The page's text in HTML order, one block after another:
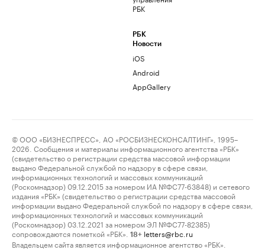
РБК
РБК
Новости
iOS
Android
AppGallery
© ООО «БИЗНЕСПРЕСС», АО «РОСБИЗНЕСКОНСАЛТИНГ», 1995–
2026. Сообщения и материалы информационного агентства «РБК»
(свидетельство о регистрации средства массовой информации
выдано Федеральной службой по надзору в сфере связи,
информационных технологий и массовых коммуникаций
(Роскомнадзор) 09.12.2015 за номером ИА №ФС77-63848) и сетевого
издания «РБК» (свидетельство о регистрации средства массовой
информации выдано Федеральной службой по надзору в сфере связи,
информационных технологий и массовых коммуникаций
(Роскомнадзор) 03.12.2021 за номером ЭЛ №ФС77-82385)
сопровождаются пометкой «РБК».
18+ letters@rbc.ru
Владельцем сайта является информационное агентство «РБК».